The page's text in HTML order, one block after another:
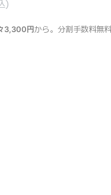
)
3,300円から。分割手数料無料